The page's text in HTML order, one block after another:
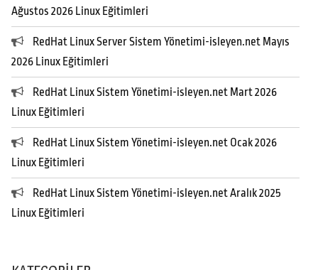
Ağustos 2026 Linux Eğitimleri
RedHat Linux Server Sistem Yönetimi-isleyen.net Mayıs
2026 Linux Eğitimleri
RedHat Linux Sistem Yönetimi-isleyen.net Mart 2026
Linux Eğitimleri
RedHat Linux Sistem Yönetimi-isleyen.net Ocak 2026
Linux Eğitimleri
RedHat Linux Sistem Yönetimi-isleyen.net Aralık 2025
Linux Eğitimleri